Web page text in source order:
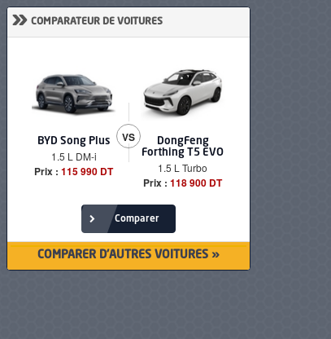
» COMPARATEUR DE VOITURES
BYD Song Plus
1.5 L DM-i
Prix : 115 990 DT
VS
DongFeng
Forthing T5 EVO
1.5 L Turbo
Prix : 118 900 DT
Comparer
COMPARER D'AUTRES VOITURES »